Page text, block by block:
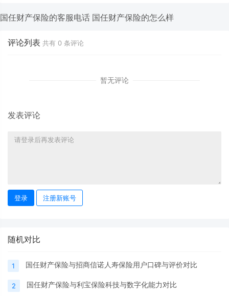
国任财产保险的客服电话 国任财产保险的怎么样
评论列表 共有 0 条评论
暂无评论
发表评论
登录 注册新账号
随机对比
1 国任财产保险与招商信诺人寿保险用户口碑与评价对比
2 国任财产保险与利宝保险科技与数字化能力对比